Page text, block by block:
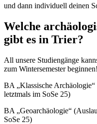
und dann individuell deinen
Welche
gibt es in Trier?
All unsere Studiengänge
zum Wintersemester beginnen!
BA „Klassische
letztmals im SoSe 25)
BA „Geoarchäologie“
SoSe 25)